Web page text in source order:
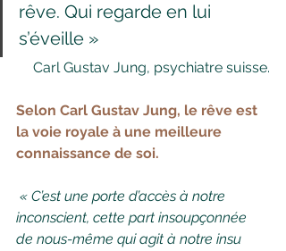
rêve. Qui regarde en lui
s’éveille »
Carl Gustav Jung, psychiatre suisse.
Selon Carl Gustav Jung, le rêve est
la voie royale à une meilleure
connaissance de soi.
« C’est une porte d’accès à notre
inconscient, cette part insoupçonnée
de nous-même qui agit à notre insu